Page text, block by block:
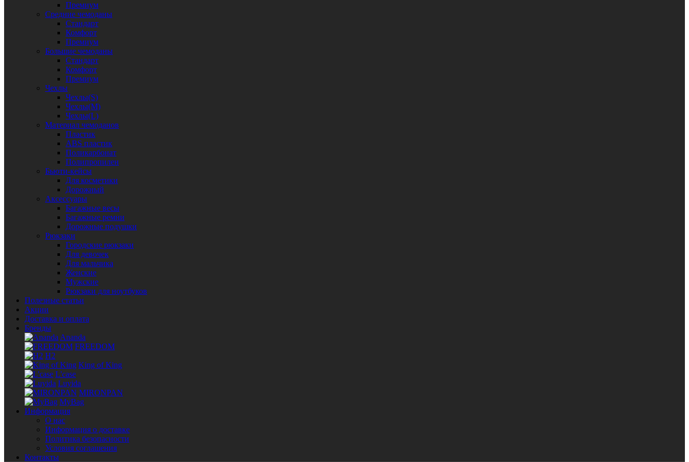
Премиум
Средние чемоданы
Стандарт
Комфорт
Премиум
Большие чемоданы
Стандарт
Комфорт
Премиум
Чехлы
Чехлы(S)
Чехлы(M)
Чехлы(L)
Материал чемоданов
Пластик
ABS пластик
Поликарбонат
Полипропилен
Бьюти-кейсы
Для косметики
Дорожный
Аксессуары
Багажные весы
Багажные ремни
Дорожные подушки
Рюкзаки
Городские рюкзаки
Для девочек
Для мальчика
Женские
Мужские
Рюкзаки для ноутбуков
Полезные статьи
Акции
Доставка и оплата
Бренды
Ananda
FREEDOM
H2
King of King
L'case
Luyida
MIRONPAN
MyBag
Информация
О нас
Информация о доставке
Политика безопасности
Условия соглашения
Контакты